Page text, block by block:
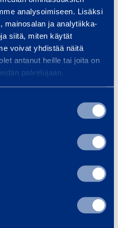
analysoimiseen. Lisäksi
mainosalan ja analytiikka-
siitä, miten käytät
voivat yhdistää näitä
antanut heille tai joita on
palvelujaan.
och
och
oavsett
Läs
Se alla utbildningar